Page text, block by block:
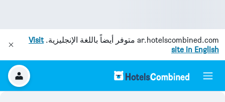
ar.hotelscombined.com متوفر أيضاً باللغة الإنجليزية.Visit
site in English